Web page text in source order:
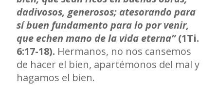
dadivosos, generosos; atesorando para
sí buen fundamento para lo por venir,
que echen mano de la vida eterna” (1Ti.
6:17-18). Hermanos, no nos cansemos
de hacer el bien, apartémonos del mal y
hagamos el bien.